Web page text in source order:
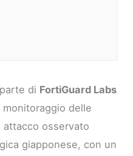
di FortiGuard Labs
delle
attacco osservato
giapponese, con un